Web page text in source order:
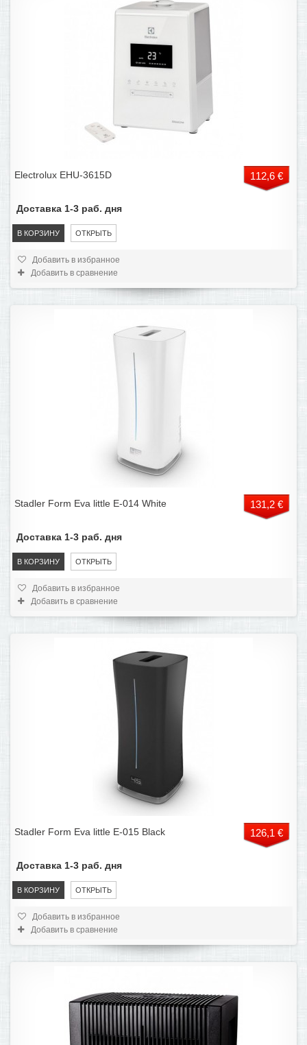
Electrolux EHU-3615D 112,6 €
В КОРЗИНУ ОТКРЫТЬ
Доставка 1-3 раб. дня
Добавить в избранное
Добавить в сравнение
Stadler Form Eva little E-014 White 131,2 €
В КОРЗИНУ ОТКРЫТЬ
Доставка 1-3 раб. дня
Добавить в избранное
Добавить в сравнение
Stadler Form Eva little E-015 Black 126,1 €
В КОРЗИНУ ОТКРЫТЬ
Доставка 1-3 раб. дня
Добавить в избранное
Добавить в сравнение